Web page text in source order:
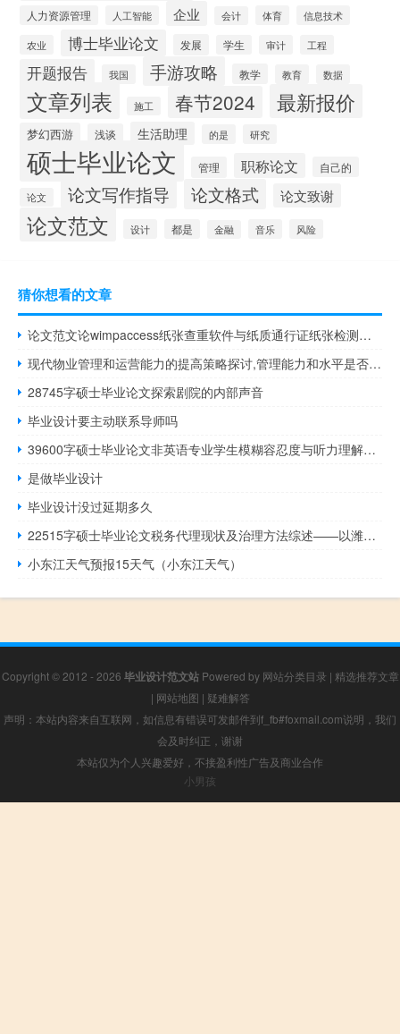
人力资源管理
人工智能 企业 会计 体育 信息技术
农业 博士毕业论文 发展 学生 审计 工程
开题报告 我国 手游攻略 教学 教育 数据
文章列表 施工 春节2024 最新报价
梦幻西游 浅谈 生活助理 的是 研究
硕士毕业论文 管理 职称论文 自己的
论文 论文写作指导 论文格式 论文致谢
论文范文 设计 都是 金融 音乐 风险
猜你想看的文章
论文范文论wimpaccess纸张查重软件与纸质通行证纸张检测系统的十大区别
现代物业管理和运营能力的提高策略探讨,管理能力和水平是否提高了？
28745字硕士毕业论文探索剧院的内部声音
毕业设计要主动联系导师吗
39600字硕士毕业论文非英语专业学生模糊容忍度与听力理解的研究
是做毕业设计
毕业设计没过延期多久
22515字硕士毕业论文税务代理现状及治理方法综述——以潍坊市为例
小东江天气预报15天气（小东江天气）
Copyright © 2012 - 2026 毕业设计范文站Powered by 网站分类目录 | 精选推荐文章
| 网站地图 | 疑难解答
声明：本站内容来自互联网，如信息有错误可发邮件到f_fb#foxmail.com说明，我们
会及时纠正，谢谢
本站仅为个人兴趣爱好，不接盈利性广告及商业合作
小男孩